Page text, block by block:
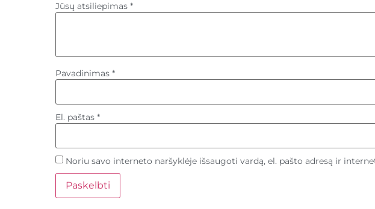
Jūsų atsiliepimas *
Pavadinimas *
El. paštas *
Noriu savo interneto naršyklėje išsaugoti vardą, el. pašto adresą ir